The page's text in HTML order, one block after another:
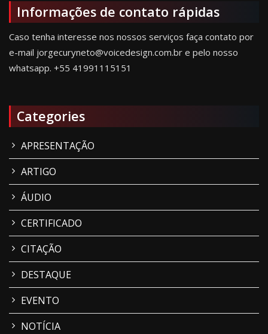
Informações de contato rápidas
Caso tenha interesse nos nossos serviços faça contato por
e-mail jorgecuryneto@voicedesign.com.br e pelo nosso
whatsapp. +55 41991115151
Categories
APRESENTAÇÃO
ARTIGO
ÁUDIO
CERTIFICADO
CITAÇÃO
DESTAQUE
EVENTO
NOTÍCIA